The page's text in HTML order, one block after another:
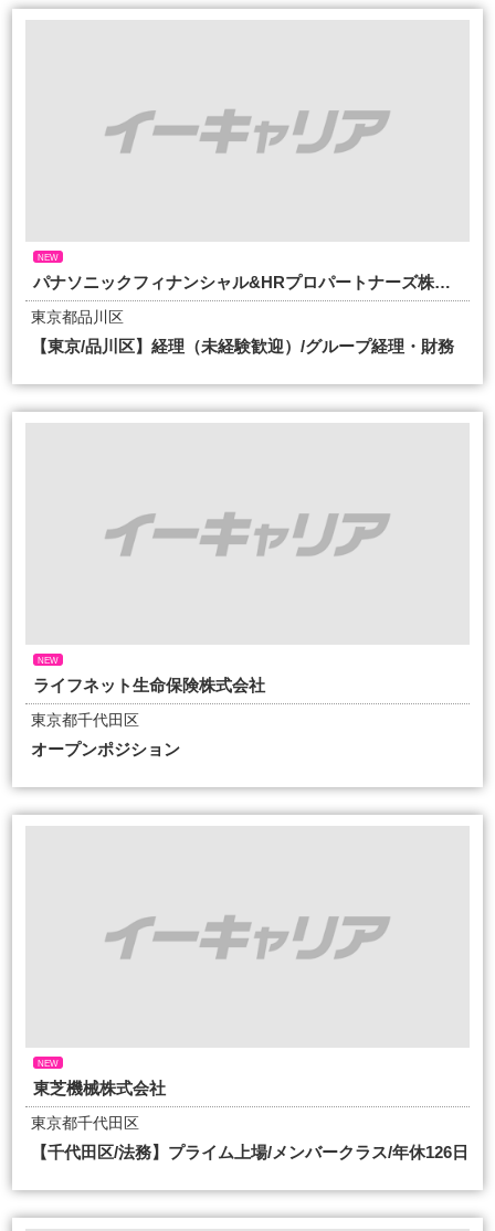
NEW
パナソニックフィナンシャル&HRプロパートナーズ株式会社
東京都品川区
【東京/品川区】経理（未経験歓迎）/グループ経理・財務
NEW
ライフネット生命保険株式会社
東京都千代田区
オープンポジション
NEW
東芝機械株式会社
東京都千代田区
【千代田区/法務】プライム上場/メンバークラス/年休126日